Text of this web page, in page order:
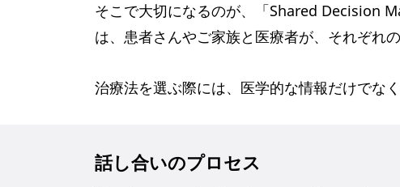
そこで大切になるのが、「Shared Decision
は、患者さんやご家族と医療者が、それぞれ
治療法を選ぶ際には、医学的な情報だけでな
話し合いのプロセス